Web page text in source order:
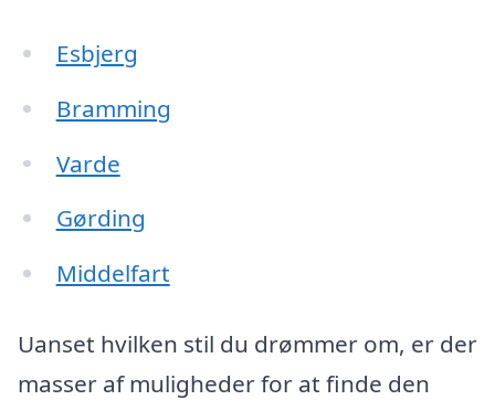
Esbjerg
Bramming
Varde
Gørding
Middelfart
Uanset hvilken stil du drømmer om, er der
masser af muligheder for at finde den